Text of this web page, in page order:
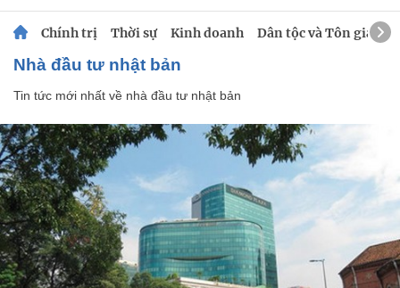
Chính trị Thời sự Kinh doanh Dân tộc và Tôn giáo
nhà đầu tư nhật bản
Tin tức mới nhất về nhà đầu tư nhật bản